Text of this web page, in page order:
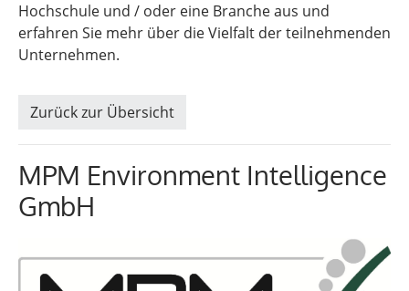
Hochschule und / oder eine Branche aus und
erfahren Sie mehr über die Vielfalt der teilnehmenden
Unternehmen.
Zurück zur Übersicht
MPM Environment Intelligence
GmbH